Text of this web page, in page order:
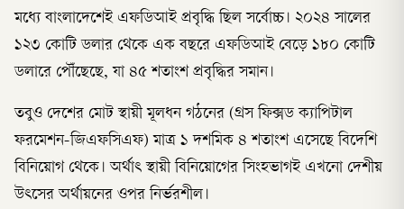
মধ্যে বাংলাদেশেই এফডিআই প্রবৃদ্ধি ছিল সর্বোচ্চ। ২০২৪ সালের
১২৩ কোটি ডলার থেকে এক বছরে এফডিআই বেড়ে ১৮০ কোটি
ডলারে পৌঁছেছে, যা ৪৫ শতাংশ প্রবৃদ্ধির সমান।
তবুও দেশের মোট স্থায়ী মূলধন গঠনের (গ্রস ফিক্সড ক্যাপিটাল
ফরমেশন-জিএফসিএফ) মাত্র ১ দশমিক ৪ শতাংশ এসেছে বিদেশি
বিনিয়োগ থেকে। অর্থাৎ স্থায়ী বিনিয়োগের সিংহভাগই এখনো দেশীয়
উৎসের অর্থায়নের ওপর নির্ভরশীল।